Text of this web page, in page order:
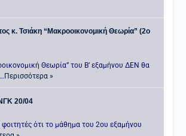
κ. Τσιάκη “Μακροοικονομική Θεωρία” (2ο
Θεωρία” του Β’ εξαμήνου ΔΕΝ θα
Περισσότερα »
20/04
ότι το μάθημα του 2ου εξαμήνου